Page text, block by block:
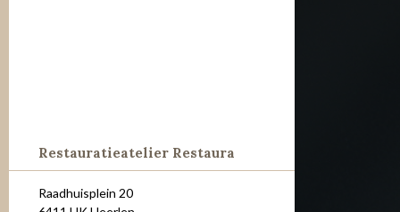
Restauratieatelier Restaura
Raadhuisplein 20